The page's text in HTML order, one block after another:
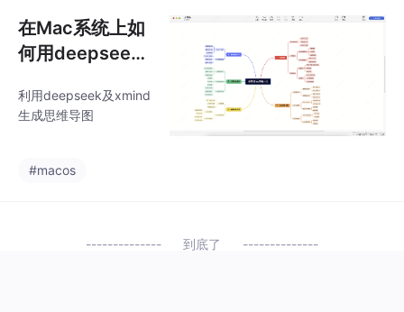
在Mac系统上如
何用deepseek
利用deepseek及xmind
生成思维导图
#macos
到底了